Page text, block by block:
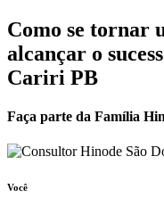
Como se tornar
alcançar o
Cariri PB
Faça parte da Família
Você